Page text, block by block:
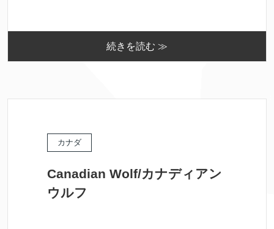
続きを読む ≫
カナダ
Canadian Wolf/カナディアン
ウルフ